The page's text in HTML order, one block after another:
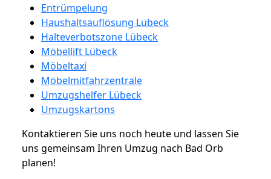
Entrümpelung
Haushaltsauflösung Lübeck
Halteverbotszone Lübeck
Möbellift Lübeck
Möbeltaxi
Möbelmitfahrzentrale
Umzugshelfer Lübeck
Umzugskartons
Kontaktieren Sie uns noch heute und lassen Sie
uns gemeinsam Ihren Umzug nach Bad Orb
planen!